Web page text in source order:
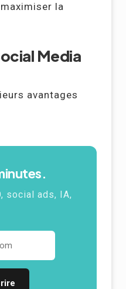
la
Media
avantages
, social ads, IA,